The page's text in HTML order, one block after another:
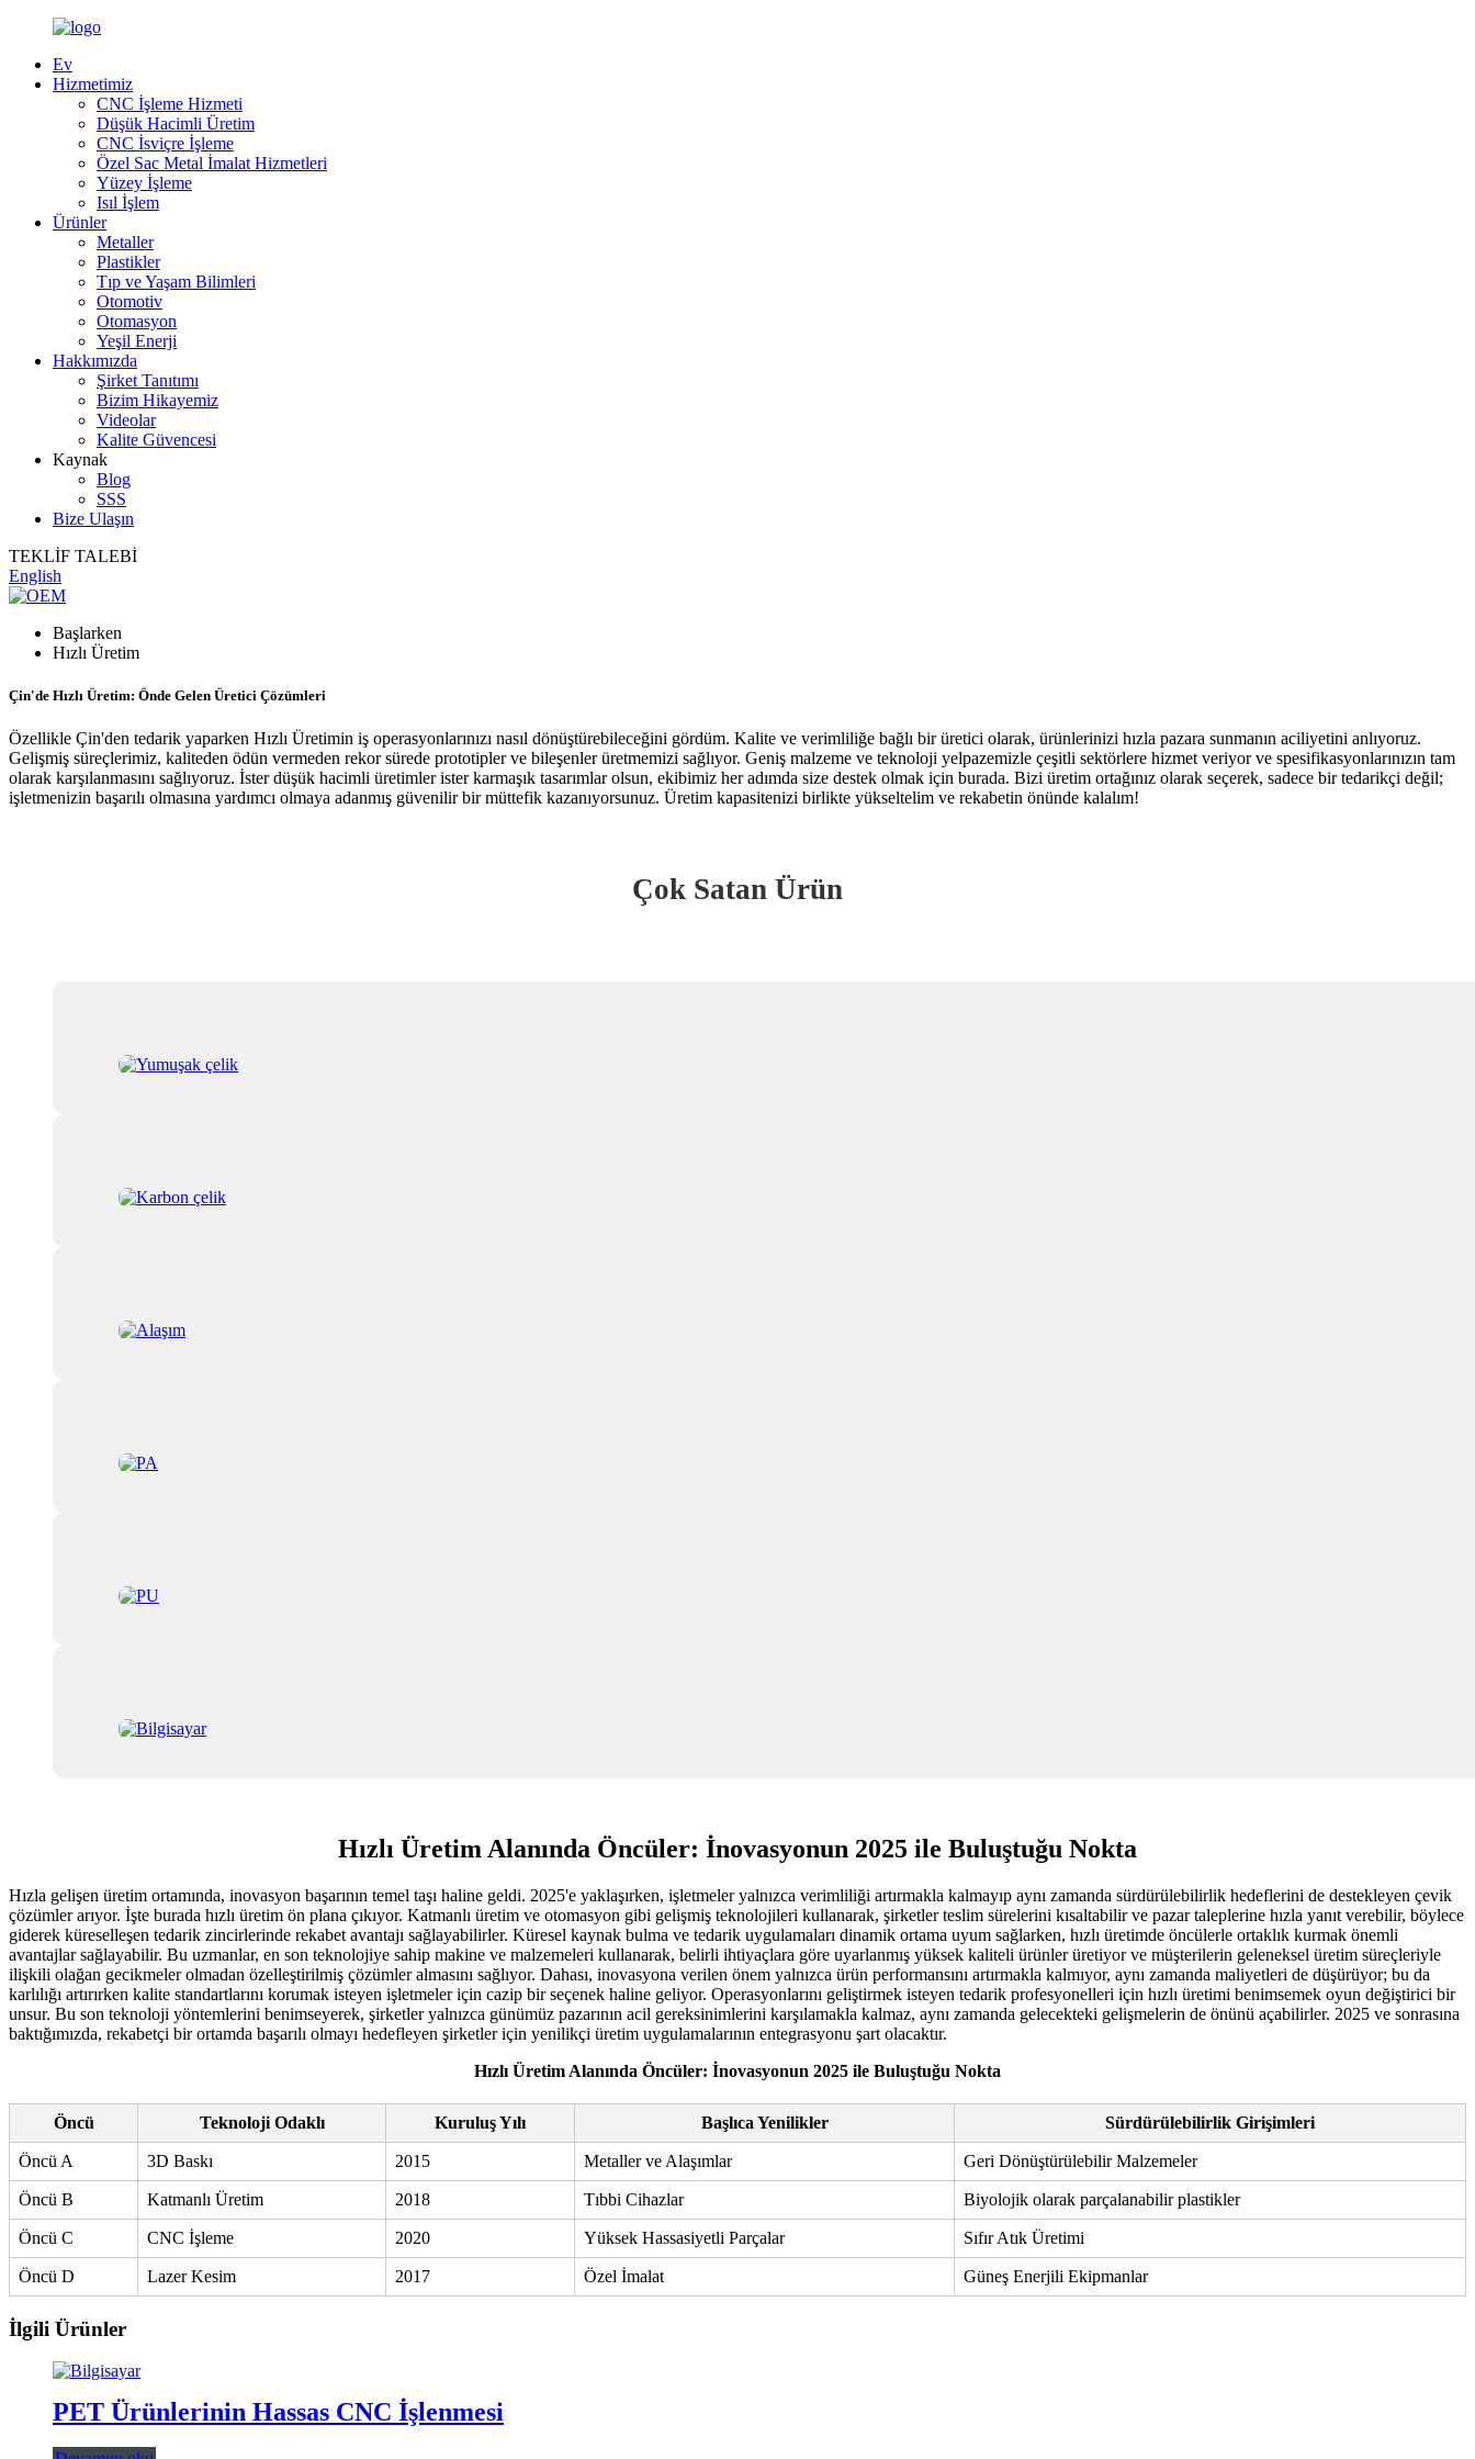
Ev
Hizmetimiz
CNC İşleme Hizmeti
Düşük Hacimli Üretim
CNC İsviçre İşleme
Özel Sac Metal İmalat Hizmetleri
Yüzey İşleme
Isıl İşlem
Ürünler
Metaller
Plastikler
Tıp ve Yaşam Bilimleri
Otomotiv
Otomasyon
Yeşil Enerji
Hakkımızda
Şirket Tanıtımı
Bizim Hikayemiz
Videolar
Kalite Güvencesi
Kaynak
Blog
SSS
Bize Ulaşın
TEKLİF TALEBİ
English
Başlarken
Hızlı Üretim
Çin'de Hızlı Üretim: Önde Gelen Üretici Çözümleri
Özellikle Çin'den tedarik yaparken Hızlı Üretimin iş operasyonlarınızı nasıl dönüştürebileceğini gördüm. Kalite ve verimliliğe bağlı bir üretici olarak, ürünlerinizi hızla pazara sunmanın aciliyetini anlıyoruz.
Gelişmiş süreçlerimiz, kaliteden ödün vermeden rekor sürede prototipler ve bileşenler üretmemizi sağlıyor. Geniş malzeme ve teknoloji yelpazemizle çeşitli sektörlere hizmet veriyor ve spesifikasyonlarınızın tam
olarak karşılanmasını sağlıyoruz. İster düşük hacimli üretimler ister karmaşık tasarımlar olsun, ekibimiz her adımda size destek olmak için burada. Bizi üretim ortağınız olarak seçerek, sadece bir tedarikçi değil;
işletmenizin başarılı olmasına yardımcı olmaya adanmış güvenilir bir müttefik kazanıyorsunuz. Üretim kapasitenizi birlikte yükseltelim ve rekabetin önünde kalalım!
Çok Satan Ürün
Hızlı Üretim Alanında Öncüler: İnovasyonun 2025 ile Buluştuğu Nokta
Hızla gelişen üretim ortamında, inovasyon başarının temel taşı haline geldi. 2025'e yaklaşırken, işletmeler yalnızca verimliliği artırmakla kalmayıp aynı zamanda sürdürülebilirlik hedeflerini de destekleyen çevik
çözümler arıyor. İşte burada hızlı üretim ön plana çıkıyor. Katmanlı üretim ve otomasyon gibi gelişmiş teknolojileri kullanarak, şirketler teslim sürelerini kısaltabilir ve pazar taleplerine hızla yanıt verebilir, böylece
giderek küreselleşen tedarik zincirlerinde rekabet avantajı sağlayabilirler. Küresel kaynak bulma ve tedarik uygulamaları dinamik ortama uyum sağlarken, hızlı üretimde öncülerle ortaklık kurmak önemli
avantajlar sağlayabilir. Bu uzmanlar, en son teknolojiye sahip makine ve malzemeleri kullanarak, belirli ihtiyaçlara göre uyarlanmış yüksek kaliteli ürünler üretiyor ve müşterilerin geleneksel üretim süreçleriyle
ilişkili olağan gecikmeler olmadan özelleştirilmiş çözümler almasını sağlıyor. Dahası, inovasyona verilen önem yalnızca ürün performansını artırmakla kalmıyor, aynı zamanda maliyetleri de düşürüyor; bu da
karlılığı artırırken kalite standartlarını korumak isteyen işletmeler için cazip bir seçenek haline geliyor. Operasyonlarını geliştirmek isteyen tedarik profesyonelleri için hızlı üretimi benimsemek oyun değiştirici bir
unsur. Bu son teknoloji yöntemlerini benimseyerek, şirketler yalnızca günümüz pazarının acil gereksinimlerini karşılamakla kalmaz, aynı zamanda gelecekteki gelişmelerin de önünü açabilirler. 2025 ve sonrasına
baktığımızda, rekabetçi bir ortamda başarılı olmayı hedefleyen şirketler için yenilikçi üretim uygulamalarının entegrasyonu şart olacaktır.
Hızlı Üretim Alanında Öncüler: İnovasyonun 2025 ile Buluştuğu Nokta
Öncü Teknoloji Odaklı Kuruluş Yılı Başlıca Yenilikler Sürdürülebilirlik Girişimleri
Öncü A 3D Baskı 2015 Metaller ve Alaşımlar Geri Dönüştürülebilir Malzemeler
Öncü B Katmanlı Üretim 2018 Tıbbi Cihazlar Biyolojik olarak parçalanabilir plastikler
Öncü C CNC İşleme 2020 Yüksek Hassasiyetli Parçalar Sıfır Atık Üretimi
Öncü D Lazer Kesim 2017 Özel İmalat Güneş Enerjili Ekipmanlar
İlgili Ürünler
PET Ürünlerinin Hassas CNC İşlenmesi